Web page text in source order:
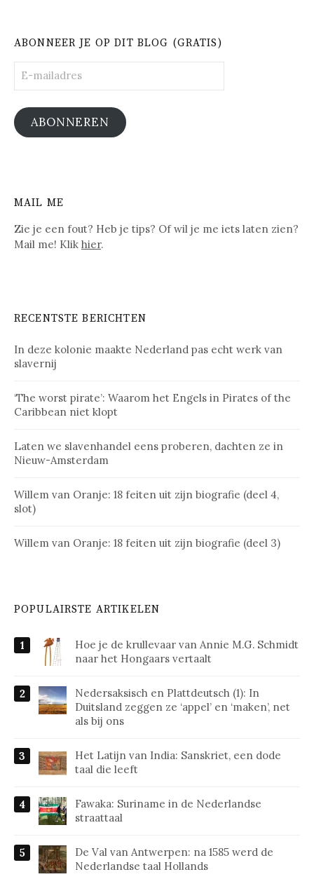
ABONNEER JE OP DIT BLOG (GRATIS)
mailadres
ABONNEREN
MAIL ME
Zie je een fout? Heb je tips? Of wil je me iets laten zien?
Mail me! Klik hier.
RECENTSTE BERICHTEN
In deze kolonie maakte Nederland pas echt werk van
slavernij
‘The worst pirate’: Waarom het Engels in Pirates of the
Caribbean niet klopt
Laten we slavenhandel eens proberen, dachten ze in
Nieuw-Amsterdam
Willem van Oranje: 18 feiten uit zijn biografie (deel 4,
slot)
Willem van Oranje: 18 feiten uit zijn biografie (deel 3)
POPULAIRSTE ARTIKELEN
Hoe je de krullevaar van Annie M.G. Schmidt
naar het Hongaars vertaalt
Nedersaksisch en Plattdeutsch (1): In
Duitsland zeggen ze ‘appel’ en ‘maken’, net
als bij ons
Het Latijn van India: Sanskriet, een dode
taal die leeft
Fawaka: Suriname in de Nederlandse
straattaal
De Val van Antwerpen: na 1585 werd de
Nederlandse taal Hollands